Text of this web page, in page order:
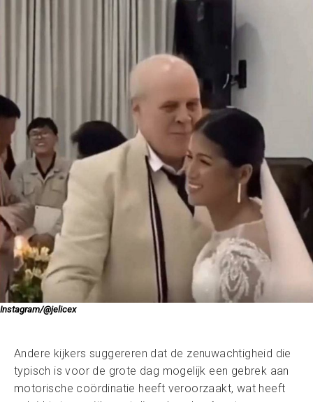
Instagram/@jelicex
Andere kijkers suggereren dat de zenuwachtigheid die
typisch is voor de grote dag mogelijk een gebrek aan
motorische coördinatie heeft veroorzaakt, wat heeft